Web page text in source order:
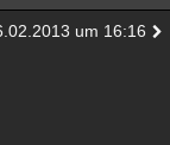
um 16:16